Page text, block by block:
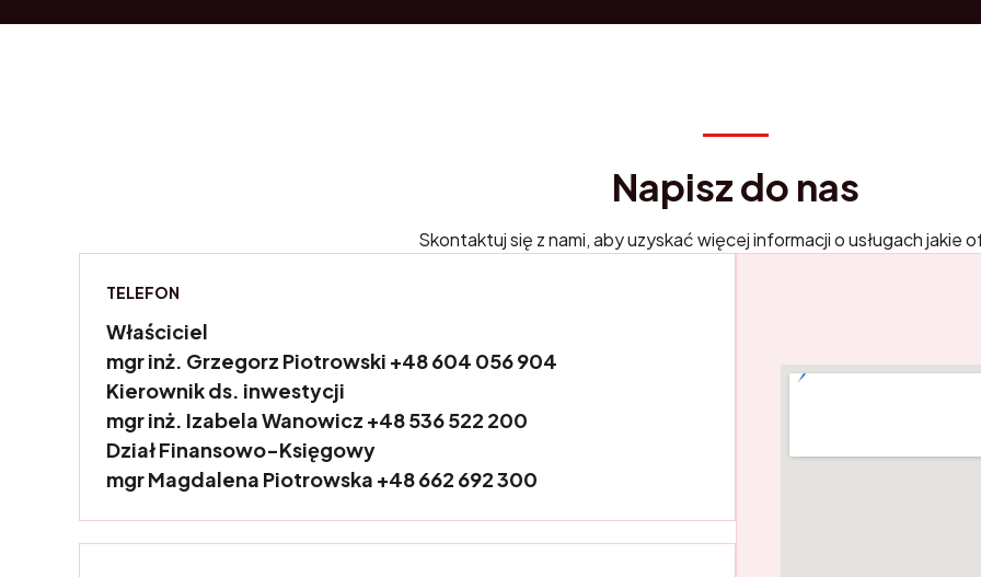
Napisz do nas
Skontaktuj się z nami, aby uzyskać więcej informacji o usługach jakie
TELEFON
Właściciel
mgr inż. Grzegorz Piotrowski +48 604 056 904
Kierownik ds. inwestycji
mgr inż. Izabela Wanowicz +48 536 522 200
Dział Finansowo-Księgowy
mgr Magdalena Piotrowska +48 662 692 300